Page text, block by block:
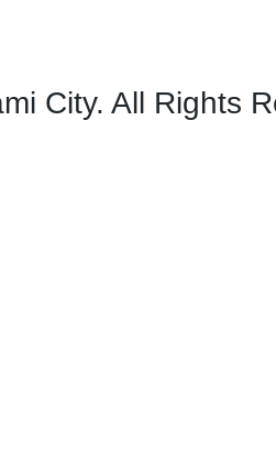
City. All Rights